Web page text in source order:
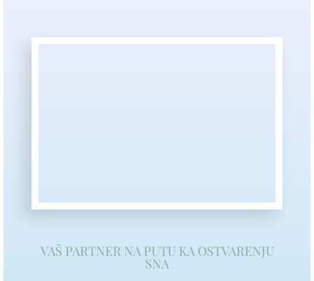
VAŠ PARTNER NA PUTU KA OSTVARENJU
SNA